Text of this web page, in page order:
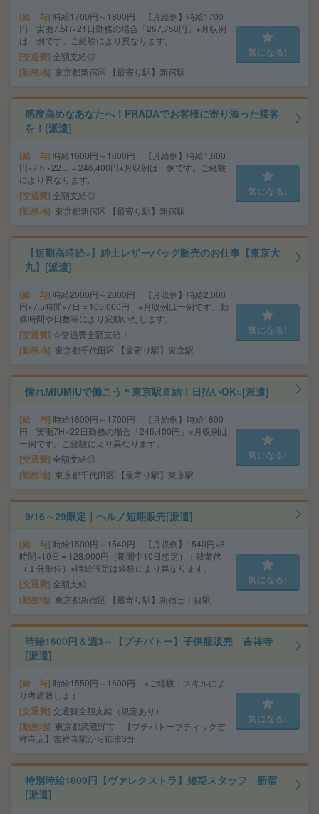
給 与 時給1700円～1800円 【月給例】時給1700
円 実働7.5H×21日勤務の場合「267,750円」※月収例
は一例です。ご経験により異なります。
交通費 全額支給◎
勤務地 東京都新宿区 【最寄り駅】新宿駅
気になる!
感度高めなあなたへ！PRADAでお客様に寄り添った接客
を！[派遣]
給 与 時給1600円～1600円 【月給例】時給1,600
円×7ｈ×22日＝246,400円※月収例は一例です。ご経験
により異なります。
交通費 全額支給◎
勤務地 東京都新宿区 【最寄り駅】新宿駅
気になる!
【短期高時給○】紳士レザーバッグ販売のお仕事【東京大
丸】[派遣]
給 与 時給2000円～2000円 【月収例】時給2,000
円×7.5時間×7日＝105,000円 ※月収例は一例です。勤
務時間や日数等により変動いたします。
交通費 ☆交通費全額支給！
勤務地 東京都千代田区 【最寄り駅】東京駅
気になる!
憧れMIUMIUで働こう＊東京駅直結！日払いOK○[派遣]
給 与 時給1600円～1700円 【月給例】時給1600
円 実働7H×22日勤務の場合「246,400円」※月収例は
一例です。ご経験により異なります。
交通費 全額支給◎
勤務地 東京都千代田区 【最寄り駅】東京駅
気になる!
9/16～29限定｜ヘルノ短期販売[派遣]
給 与 時給1500円～1540円 【月収例】1540円×8
時間×10日＝128,000円（期間中10日想定）＋残業代
（１分単位）※時給設定は経験により異なります。
交通費 全額支給
勤務地 東京都新宿区 【最寄り駅】新宿三丁目駅
気になる!
時給1600円＆週3～【プチバトー】子供服販売 吉祥寺
[派遣]
給 与 時給1550円～1600円 ※ご経験・スキルによ
り考慮致します
交通費 交通費全額支給（規定あり）
勤務地
東京都武蔵野市 【プチバトーブティック吉
祥寺店】吉祥寺駅から徒歩3分
気になる!
特別時給1800円【ヴァレクストラ】短期スタッフ 新宿
[派遣]